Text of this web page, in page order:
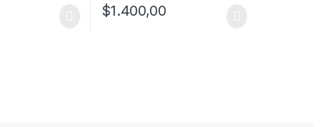
$1.400,00